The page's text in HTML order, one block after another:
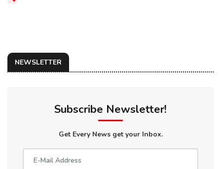
NEWSLETTER
Subscribe Newsletter!
Get Every News get your Inbox.